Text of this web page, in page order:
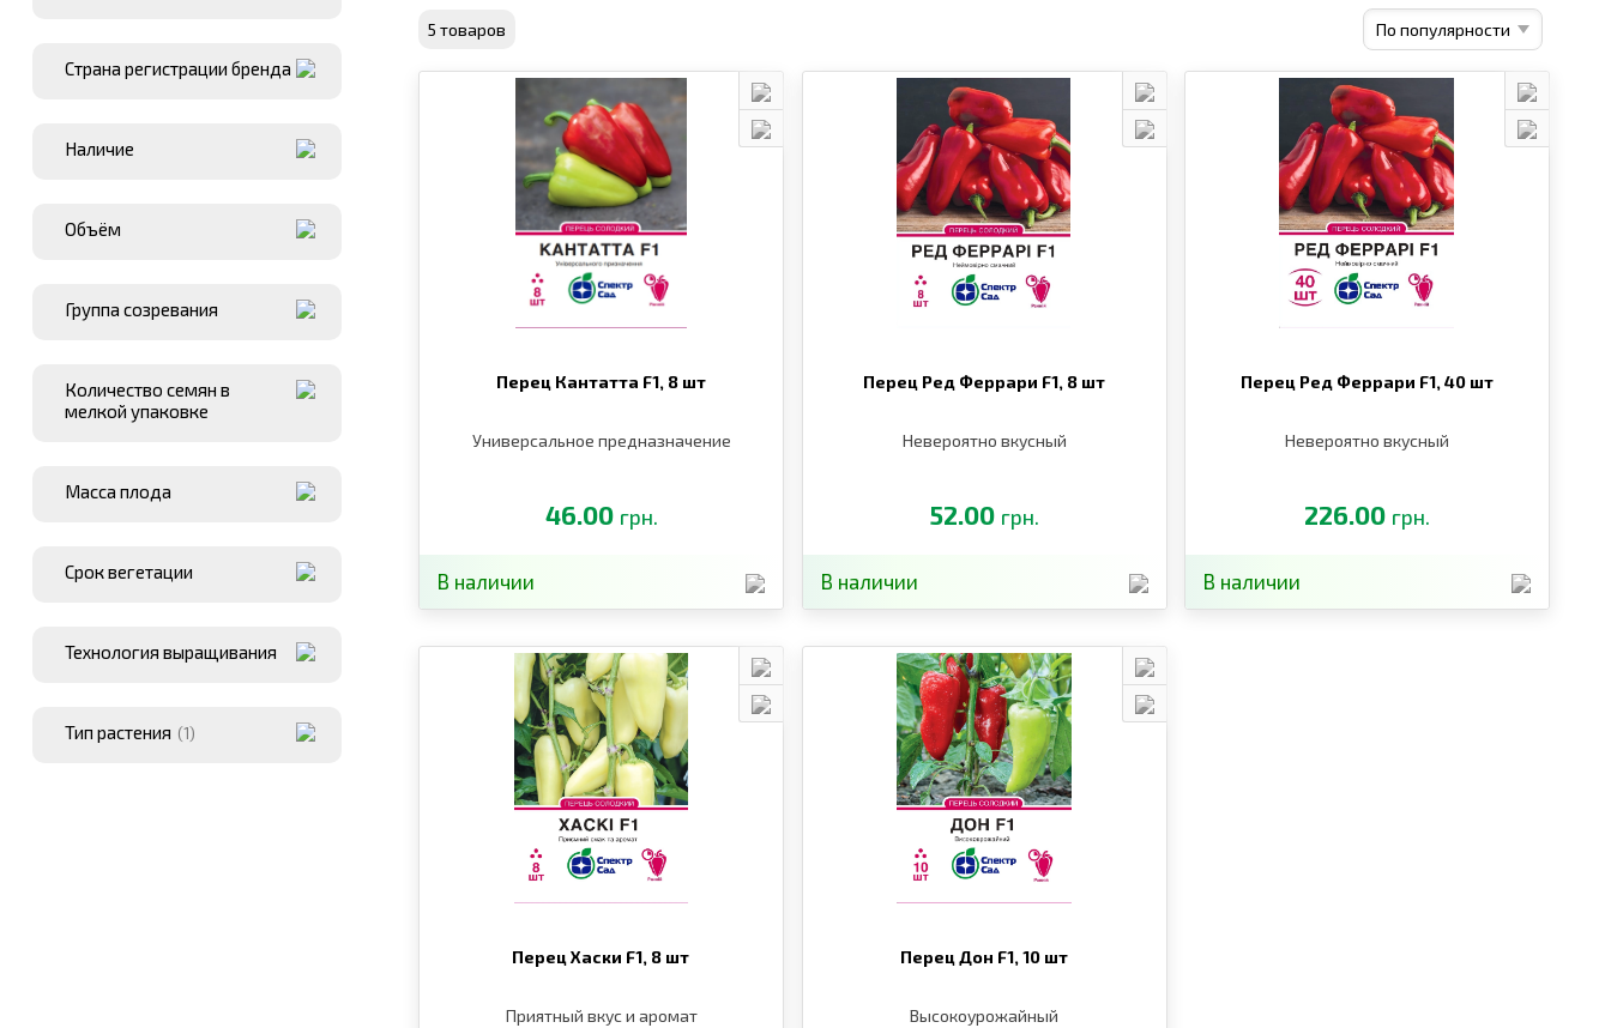
Страна регистрации бренда
Наличие
Объём
Группа созревания
Количество семян в
мелкой упаковке
Масса плода
Срок вегетации
Технология выращивания
Тип растения (1)
5 товаров
Перец Кантатта F1, 8 шт
Универсальное предназначение
46.00 грн.
В наличии
Перец Ред Феррари F1, 8 шт
Невероятно вкусный
52.00 грн.
В наличии
Перец Ред Феррари F1, 40 шт
Невероятно вкусный
226.00 грн.
В наличии
Перец Хаски F1, 8 шт
Приятный вкус и аромат
Перец Дон F1, 10 шт
Высокоурожайный